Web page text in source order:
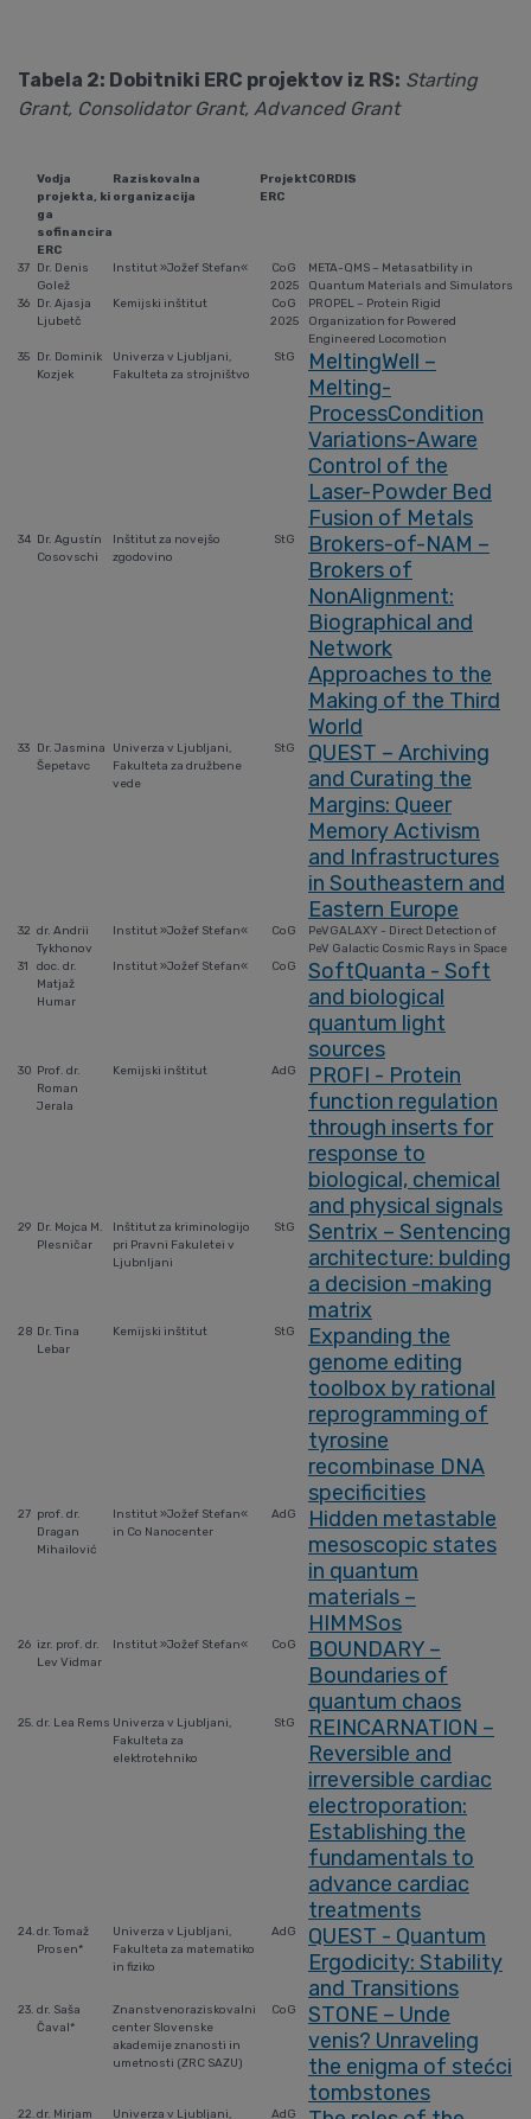
Tabela 2: Dobitniki ERC projektov iz RS: Starting
Grant, Consolidator Grant, Advanced Grant
Vodja
projekta, ki
ga
sofinancira
ERC
Raziskovalna
organizacija
Projekt
ERC
CORDIS
37 Dr. Denis
Golež
Institut »Jožef Stefan«
CoG
2025
META-QMS – Metasatbility in
Quantum Materials and Simulators
36 Dr. Ajasja
Ljubetč
Kemijski inštitut
CoG
2025
PROPEL – Protein Rigid
Organization for Powered
Engineered Locomotion
35 Dr. Dominik
Kozjek
Univerza v Ljubljani,
Fakulteta za strojništvo
StG
MeltingWell –
Melting-
ProcessCondition
Variations-Aware
Control of the
Laser-Powder Bed
Fusion of Metals
34 Dr. Agustín
Cosovschi
Inštitut za novejšo
zgodovino
StG
Brokers-of-NAM –
Brokers of
NonAlignment:
Biographical and
Network
Approaches to the
Making of the Third
World
33 Dr. Jasmina
Šepetavc
Univerza v Ljubljani,
Fakulteta za družbene
vede
StG
QUEST – Archiving
and Curating the
Margins: Queer
Memory Activism
and Infrastructures
in Southeastern and
Eastern Europe
32 dr. Andrii
Tykhonov
Institut »Jožef Stefan« CoG
PeVGALAXY - Direct Detection of
PeV Galactic Cosmic Rays in Space
31
doc. dr.
Matjaž
Humar
Institut »Jožef Stefan« CoG
SoftQuanta - Soft
and biological
quantum light
sources
30 Prof. dr.
Roman
Jerala
Kemijski inštitut AdG
PROFI - Protein
function regulation
through inserts for
response to
biological, chemical
and physical signals
29 Dr. Mojca M.
Plesničar
Inštitut za kriminologijo
pri Pravni Fakuletei v
Ljubnljani
StG
Sentrix – Sentencing
architecture: bulding
a decision -making
matrix
28 Dr. Tina
Lebar
Kemijski inštitut StG
Expanding the
genome editing
toolbox by rational
reprogramming of
tyrosine
recombinase DNA
specificities
27 prof. dr.
Dragan
Mihailović
Institut »Jožef Stefan«
in Co Nanocenter
AdG
Hidden metastable
mesoscopic states
in quantum
materials –
HIMMSos
26 izr. prof. dr.
Lev Vidmar
Institut »Jožef Stefan« CoG
BOUNDARY –
Boundaries of
quantum chaos
25. dr. Lea Rems Univerza v Ljubljani,
Fakulteta za
elektrotehniko
StG
REINCARNATION –
Reversible and
irreversible cardiac
electroporation:
Establishing the
fundamentals to
advance cardiac
treatments
24.dr. Tomaž
Prosen*
Univerza v Ljubljani,
Fakulteta za matematiko
in fiziko
AdG
QUEST - Quantum
Ergodicity: Stability
and Transitions
23. dr. Saša
Čaval*
Znanstvenoraziskovalni
center Slovenske
akademije znanosti in
umetnosti (ZRC SAZU)
CoG
STONE – Unde
venis? Unraveling
the enigma of stećci
tombstones
22.dr. Mirjam
Univerza v Ljubljani,
AdG